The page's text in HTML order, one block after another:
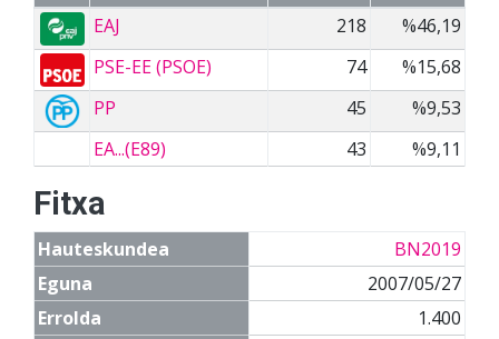
EAJ
218
%46,19
PSE-EE (PSOE)
74
%15,68
PP
45
%9,53
EA...(E89)
43 %9,11
Fitxa
Hauteskundea
BN2019
Eguna
2007/05/27
Errolda
1.400